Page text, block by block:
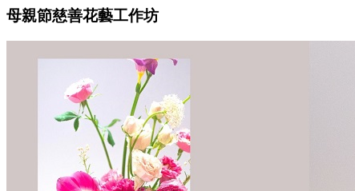
母親節慈善花藝工作坊